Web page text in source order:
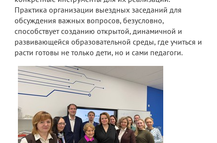
Материально-техническая база
Платные образовательные услуги
История лицея
Документы
Антимонопольный комплаенс
Уставные документы
Локальные акты
Практика организации выездных заседаний для
обсуждения важных вопросов, безусловно,
способствует созданию открытой, динамичной и
развивающейся образовательной среды, где учиться и
расти готовы не только дети, но и сами педагоги.